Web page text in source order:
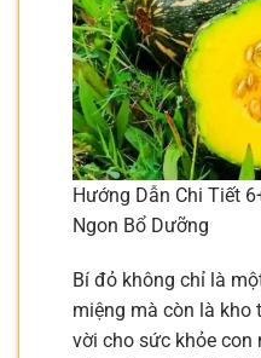
Hướng Dẫn Chi Tiết
Ngon Bổ Dưỡng
Bí đỏ không chỉ là
miệng mà còn là kho
vời cho sức khỏe